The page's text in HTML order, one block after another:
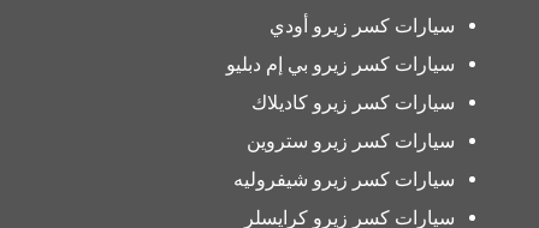
سيارات كسر زيرو أودي
سيارات كسر زيرو بي إم دبليو
سيارات كسر زيرو كاديلاك
سيارات كسر زيرو ستروين
سيارات كسر زيرو شيفروليه
سيارات كسر زيرو كرايسلر